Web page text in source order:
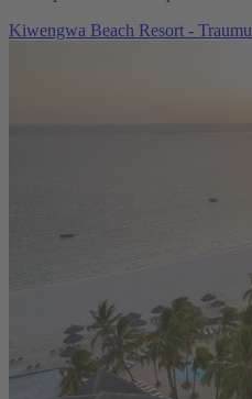
Kiwengwa Beach Resort -